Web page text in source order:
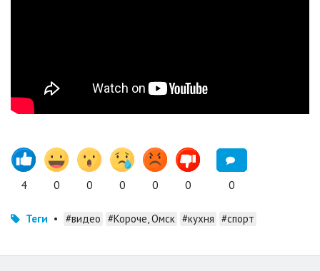
4 0 0 0 0 0 0
Теги • #видео #Короче, Омск #кухня #спорт